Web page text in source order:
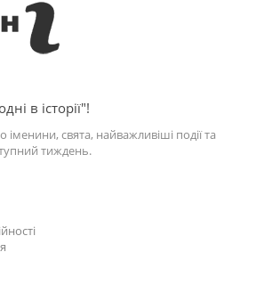
в історії"!
іменини, свята, найважливіші події та
тиждень.